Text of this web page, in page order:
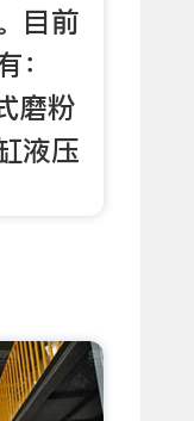
目前
磨粉
液压